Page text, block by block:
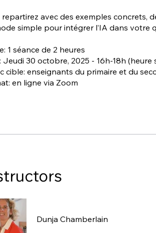
repartirez avec des exemples concrets,
simple pour intégrer l’IA dans votre
1 séance de 2 heures
Jeudi 30 octobre, 2025 - 16h-18h (heure
cible: enseignants du primaire et du
en ligne via Zoom
Dunja Chamberlain